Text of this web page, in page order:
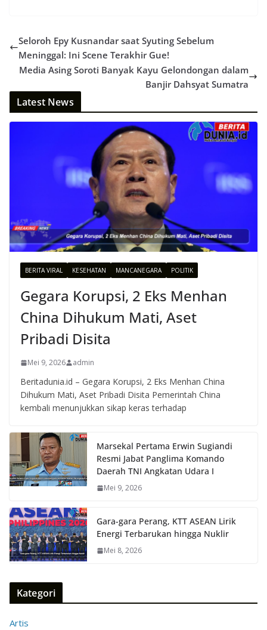
Seloroh Epy Kusnandar saat Syuting Sebelum
Meninggal: Ini Scene Terakhir Gue!
Media Asing Soroti Banyak Kayu Gelondongan dalam
Banjir Dahsyat Sumatra
Latest News
BERITA VIRAL KESEHATAN MANCANEGARA POLITIK
Gegara Korupsi, 2 Eks Menhan
China Dihukum Mati, Aset
Pribadi Disita
Mei 9, 2026 admin
Beritadunia.id – Gegara Korupsi, 2 Eks Menhan China
Dihukum Mati, Aset Pribadi Disita Pemerintah China
kembali menunjukkan sikap keras terhadap
Marsekal Pertama Erwin Sugiandi
Resmi Jabat Panglima Komando
Daerah TNI Angkatan Udara I
Mei 9, 2026
Gara-gara Perang, KTT ASEAN Lirik
Energi Terbarukan hingga Nuklir
Mei 8, 2026
Kategori
Artis